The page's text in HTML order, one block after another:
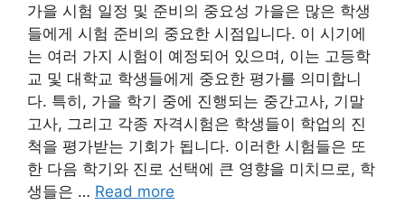
가을 시험 일정 및 준비의 중요성 가을은 많은 학생
들에게 시험 준비의 중요한 시점입니다. 이 시기에
는 여러 가지 시험이 예정되어 있으며, 이는 고등학
교 및 대학교 학생들에게 중요한 평가를 의미합니
다. 특히, 가을 학기 중에 진행되는 중간고사, 기말
고사, 그리고 각종 자격시험은 학생들이 학업의 진
척을 평가받는 기회가 됩니다. 이러한 시험들은 또
한 다음 학기와 진로 선택에 큰 영향을 미치므로, 학
생들은 … Read more